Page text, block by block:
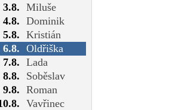
3.8. Miluše
4.8. Dominik
5.8. Kristián
6.8. Oldřiška
7.8. Lada
8.8.
Soběslav
9.8. Roman
Vavřinec